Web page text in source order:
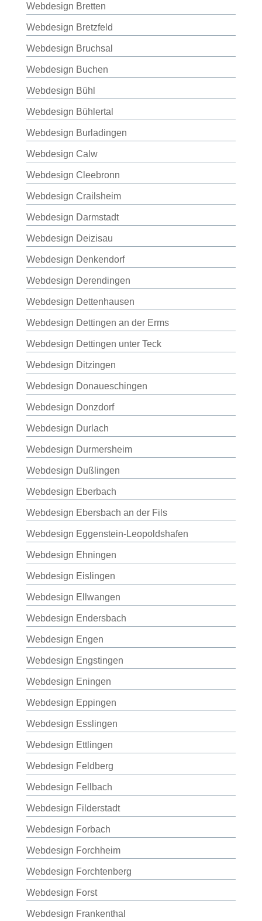
Webdesign Bretten
Webdesign Bretzfeld
Webdesign Bruchsal
Webdesign Buchen
Webdesign Bühl
Webdesign Bühlertal
Webdesign Burladingen
Webdesign Calw
Webdesign Cleebronn
Webdesign Crailsheim
Webdesign Darmstadt
Webdesign Deizisau
Webdesign Denkendorf
Webdesign Derendingen
Webdesign Dettenhausen
Webdesign Dettingen an der Erms
Webdesign Dettingen unter Teck
Webdesign Ditzingen
Webdesign Donaueschingen
Webdesign Donzdorf
Webdesign Durlach
Webdesign Durmersheim
Webdesign Dußlingen
Webdesign Eberbach
Webdesign Ebersbach an der Fils
Webdesign Eggenstein-Leopoldshafen
Webdesign Ehningen
Webdesign Eislingen
Webdesign Ellwangen
Webdesign Endersbach
Webdesign Engen
Webdesign Engstingen
Webdesign Eningen
Webdesign Eppingen
Webdesign Esslingen
Webdesign Ettlingen
Webdesign Feldberg
Webdesign Fellbach
Webdesign Filderstadt
Webdesign Forbach
Webdesign Forchheim
Webdesign Forchtenberg
Webdesign Forst
Webdesign Frankenthal